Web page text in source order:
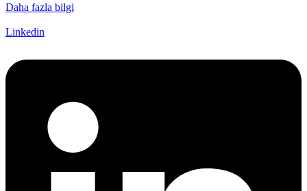
Daha fazla bilgi
Linkedin